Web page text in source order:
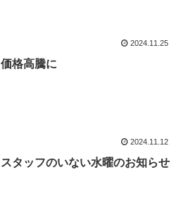
2024.11.25
価格高騰に
2024.11.12
スタッフのいない水曜のお知らせ